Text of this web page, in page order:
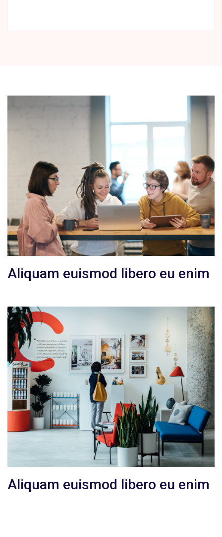
Aliquam euismod libero eu enim
Aliquam euismod libero eu enim